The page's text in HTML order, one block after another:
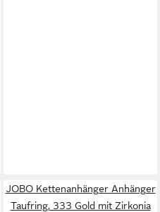
JOBO Kettenanhänger Anhänger
Taufring, 333 Gold mit Zirkonia